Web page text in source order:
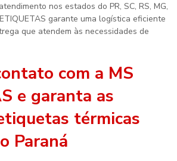
garante uma logística eficiente
que atendem às necessidades de
com a MS
e garanta as
térmicas
Paraná